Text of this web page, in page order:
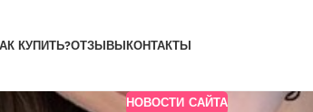
КУПИТЬ?ОТЗЫВЫКОНТАКТЫ
НОВОСТИ САЙТА